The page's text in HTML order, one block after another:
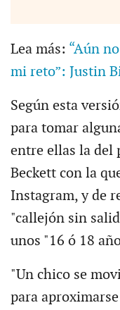
Lea más: “Aún
mi reto”: Justin
Según esta
para tomar
entre ellas la del
Beckett con la
Instagram, y de
"callejón sin
unos "16 ó 18
"Un chico se
para